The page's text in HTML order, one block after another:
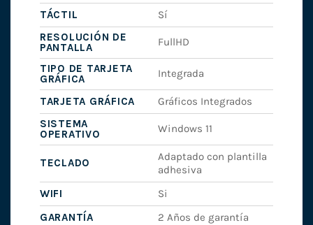
TÁCTIL
Sí
RESOLUCIÓN DE
PANTALLA
FullHD
TIPO DE TARJETA
GRÁFICA
Integrada
TARJETA GRÁFICA
Gráficos Integrados
SISTEMA
OPERATIVO
Windows 11
TECLADO
Adaptado con plantilla
adhesiva
WIFI
Si
GARANTÍA
2 Años de garantía